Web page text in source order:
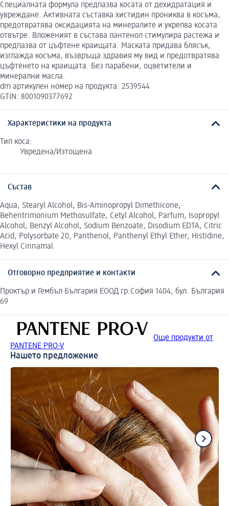
Специалната формула предпазва косата от дехидратация и
увреждане. Активната съставка хистидин прониква в косъма,
предотвратява оксидацията на минералите и укрепва косата
отвътре. Вложеният в състава пантенол стимулира растежа и
предпазва от цъфтене краищата. Маската придава блясък,
изглажда косъма, възвръща здравия му вид и предотвратява
цъфтенето на краищата. Без парабени, оцветители и
минерални масла.
dm артикулен номер на продукта: 2539544
GTIN: 8001090377692
Характеристики на продукта
Тип коса:
Увредена/Изтощена
Състав
Aqua, Stearyl Alcohol, Bis-Aminopropyl Dimethicone,
Behentrimonium Methosulfate, Cetyl Alcohol, Parfum, Isopropyl
Alcohol, Benzyl Alcohol, Sodium Benzoate, Disodium EDTA, Citric
Acid, Polysorbate 20, Panthenol, Panthenyl Ethyl Ether, Histidine,
Hexyl Cinnamal
Отговорно предприятие и контакти
Проктър и Гембъл България ЕООД гр.София 1404, бул. България
69
Още продукти от
PANTENE PRO-V
Нашето предложение